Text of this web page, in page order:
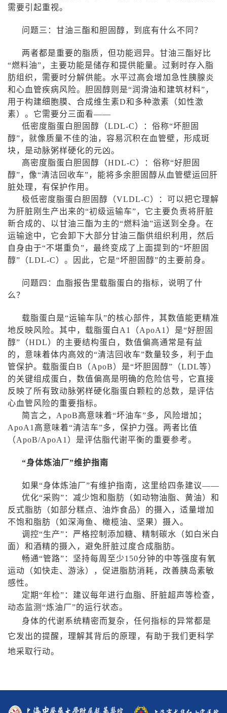
需要引起重视。
问题三：甘油三酯和胆固醇，到底有什么不同？
两者都是重要的脂质，但功能迥异。甘油三酯好比
“燃料油”，主要功能是储存和提供能量。过剩时存入脂
肪组织，需要时分解供能。水平过高会增加急性胰腺炎
和心血管疾病风险。胆固醇则是“润滑油和建筑材料”，
用于构建细胞膜、合成维生素D和多种激素（如性激
素）。它需要分三面看——
低密度脂蛋白胆固醇（LDL-C）：俗称“坏胆固
醇”，就像质量不佳的油，容易沉积在血管壁，形成斑
块，是动脉粥样硬化的元凶。
高密度脂蛋白胆固醇（HDL-C）：俗称“好胆固
醇”，像“清洁回收车”，能将多余胆固醇从血管壁运回肝
脏处理，有保护作用。
极低密度脂蛋白胆固醇（VLDL-C）：可以把它理解
为肝脏刚生产出来的“初级运输车”，它主要负责将肝脏
新合成的、以甘油三酯为主的“燃料油”运送到全身。在
运输途中，它会卸下大部分甘油三酯供组织利用，然后
自身由于“不堪重负”，最终变成了上面提到的“坏胆固
醇”（LDL-C）。因此，它是“坏胆固醇”的主要前身。
问题四：血脂报告里载脂蛋白的指标，说明了什
么？
载脂蛋白是“运输车队”的核心部件，其数值能更精准
地反映风险。其中，载脂蛋白 A1 （ApoA1 ）是“好胆固
醇”（HDL）的主要结构蛋白，数值偏高通常是有益
的，意味着体内高效的“清洁回收车”数量较多，利于血
管保护。载脂蛋白B （ApoB）是“坏胆固醇”（LDL等）
的关键组成蛋白，数值偏高是明确的危险信号，它直接
反映了所有致动脉粥样硬化脂蛋白颗粒的总数，是评估
心血管风险的重要指标。
简言之， ApoB高意味着“坏油车”多，风险增加；
ApoA1 高意味着“清洁车”多，保护力强。两者比值
（ApoB/ApoA1 ）是评估脂代谢平衡的重要参考。
“身体炼油厂”维护指南
如果“身体炼油厂”有维护指南，这里给四条建议——
优化“采购”：减少饱和脂肪（如动物油脂、黄油）和
反式脂肪（如部分糕点、油炸食品）的摄入，适量增加
不饱和脂肪（如深海鱼、橄榄油、坚果）摄入。
调控“生产”：严格控制添加糖、精制碳水（如白米白
面）和酒精的摄入，避免肝脏过度合成脂肪。
畅通“管路”：坚持每周至少150分钟的中等强度有氧
运动（如快走、游泳），促进脂肪消耗，改善胰岛素敏
感性。
定期“年检”：建议每年进行血脂、肝脏超声等检查，
动态监测“炼油厂”的运行状态。
身体的代谢系统精密而复杂，任何指标的异常都是
它发出的提醒，理解其背后的原理，有助于我们更科学
地采取行动。